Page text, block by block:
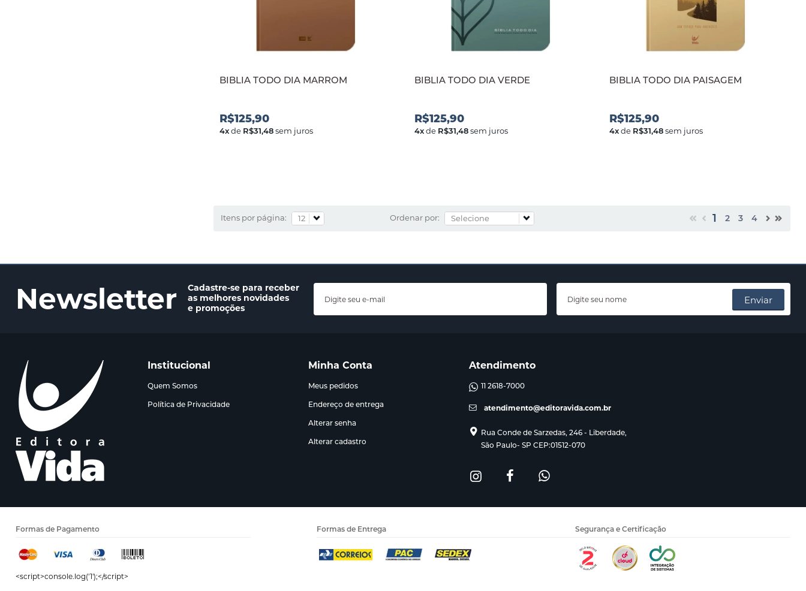
BIBLIA TODO DIA MARROM
R$125,90
4xde R$31,48sem juros
BIBLIA TODO DIA VERDE
R$125,90
4xde R$31,48sem juros
BIBLIA TODO DIA PAISAGEM
R$125,90
4xde R$31,48sem juros
Itens por página: Ordenar por: 1 2 3 4
Newsletter
Cadastre-se para receber
as melhores novidades
e promoções
Enviar
Institucional
Quem Somos
Política de Privacidade
Minha Conta
Meus pedidos
Endereço de entrega
Alterar senha
Alterar cadastro
Atendimento
11 2618-7000
atendimento@editoravida.com.br
Rua Conde de Sarzedas, 246 - Liberdade,
São Paulo- SP CEP:01512-070
Formas de Pagamento
<script>console.log('1');</script>
Formas de Entrega Segurança e Certificação